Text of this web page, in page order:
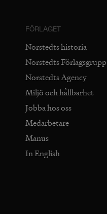
FÖRLAGET
Norstedts historia
Norstedts Förlagsgrupp
Norstedts Agency
Miljö och hållbarhet
Jobba hos oss
Medarbetare
Manus
In English